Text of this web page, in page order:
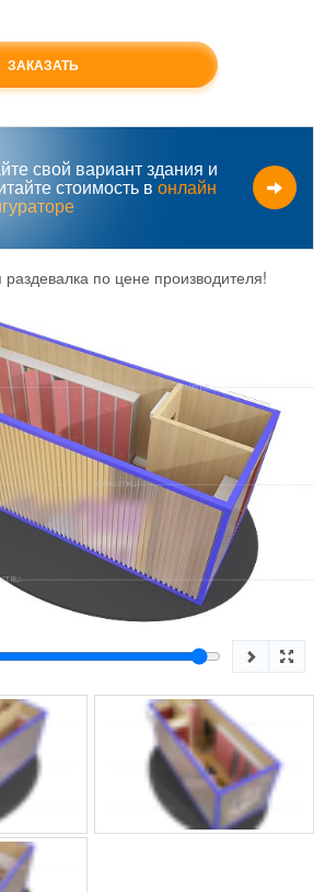
ЗАКАЗАТЬ
свой вариант здания и
стоимость в онлайн
по цене производителя!